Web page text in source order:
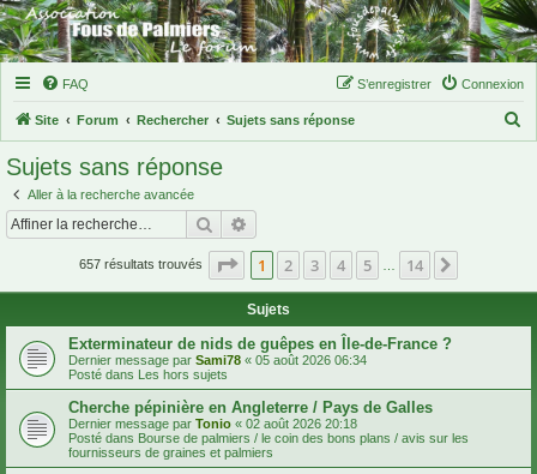
FAQ Connexion
S’enregistrer
Site Forum Rechercher Sujets sans réponse
c
Sujets sans réponse
Aller à la recherche avancée
Rechercher
657 résultats trouvés Page 1sur14
1 2 3 4 5 14
Sujets
Exterminateur de nids de guêpes en Île-de-France ?
Dernier message par Sami78 « 05 août 2026 06:34
Posté dans Les hors sujets
Cherche pépinière en Angleterre / Pays de Galles
Dernier message par Tonio « 02 août 2026 20:18
Posté dans Bourse de palmiers / le coin des bons plans / avis sur les
fournisseurs de graines et palmiers